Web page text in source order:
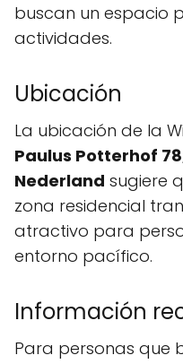
buscan un espacio
actividades.
Ubicación
La ubicación de la
Paulus Potterhof
Nederland sugiere
zona residencial
atractivo para
entorno pacífico.
Información
Para personas que